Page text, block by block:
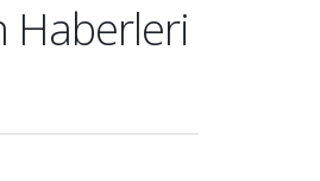
Haberleri